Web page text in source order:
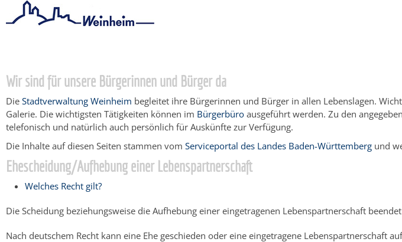
Wir sind für unsere Bürgerinnen und Bürger da
Die Stadtverwaltung Weinheim begleitet ihre Bürgerinnen und Bürger in allen Lebenslagen.
Galerie. Die wichtigsten Tätigkeiten können im Bürgerbüro ausgeführt werden. Zu den
telefonisch und natürlich auch persönlich für Auskünfte zur Verfügung.
Die Inhalte auf diesen Seiten stammen vom Serviceportal des Landes Baden-Württemberg und
Ehescheidung/Aufhebung einer Lebenspartnerschaft
Welches Recht gilt?
Die Scheidung beziehungsweise die Aufhebung einer eingetragenen Lebenspartnerschaft
Nach deutschem Recht kann eine Ehe geschieden oder eine eingetragene